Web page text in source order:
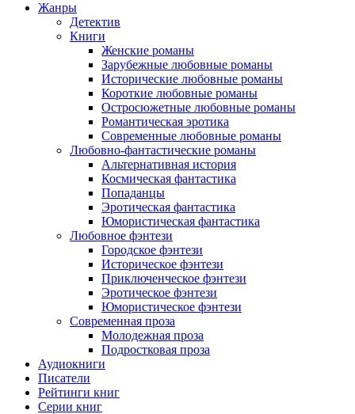
Жанры
Детектив
Книги
Женские романы
Зарубежные любовные романы
Исторические любовные романы
Короткие любовные романы
Остросюжетные любовные романы
Романтическая эротика
Современные любовные романы
Любовно-фантастические романы
Альтернативная история
Космическая фантастика
Попаданцы
Эротическая фантастика
Юмористическая фантастика
Любовное фэнтези
Городское фэнтези
Историческое фэнтези
Приключенческое фэнтези
Эротическое фэнтези
Юмористическое фэнтези
Современная проза
Молодежная проза
Подростковая проза
Аудиокниги
Писатели
Рейтинги книг
Серии книг